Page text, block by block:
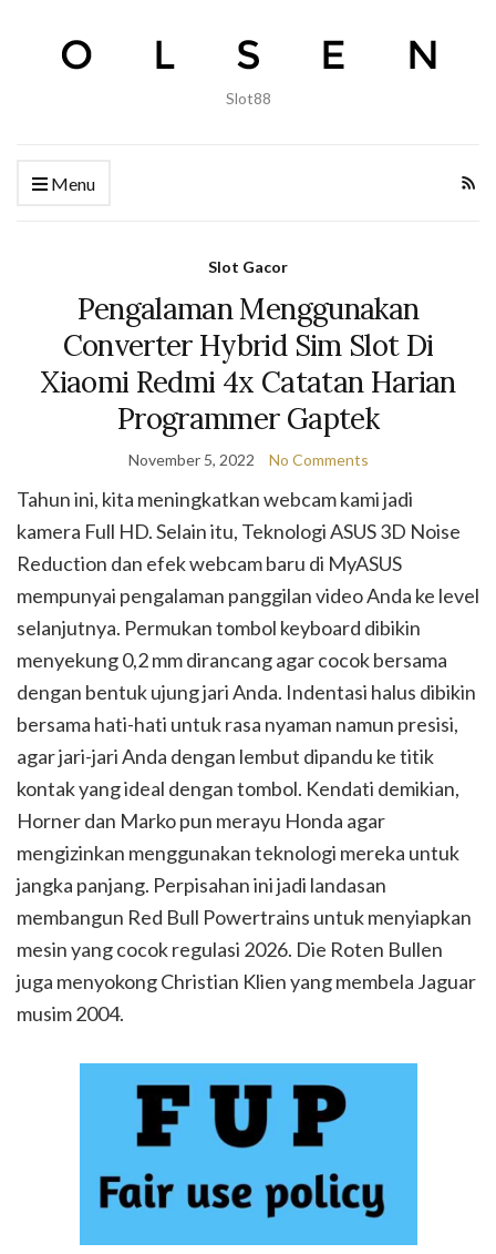
Slot88
Menu
Slot Gacor
Pengalaman Menggunakan
Converter Hybrid Sim Slot Di
Xiaomi Redmi 4x Catatan Harian
Programmer Gaptek
November 5, 2022 No Comments
Tahun ini, kita meningkatkan webcam kami jadi
kamera Full HD. Selain itu, Teknologi ASUS 3D Noise
Reduction dan efek webcam baru di MyASUS
mempunyai pengalaman panggilan video Anda ke level
selanjutnya. Permukan tombol keyboard dibikin
menyekung 0,2 mm dirancang agar cocok bersama
dengan bentuk ujung jari Anda. Indentasi halus dibikin
bersama hati-hati untuk rasa nyaman namun presisi,
agar jari-jari Anda dengan lembut dipandu ke titik
kontak yang ideal dengan tombol. Kendati demikian,
Horner dan Marko pun merayu Honda agar
mengizinkan menggunakan teknologi mereka untuk
jangka panjang. Perpisahan ini jadi landasan
membangun Red Bull Powertrains untuk menyiapkan
mesin yang cocok regulasi 2026. Die Roten Bullen
juga menyokong Christian Klien yang membela Jaguar
musim 2004.